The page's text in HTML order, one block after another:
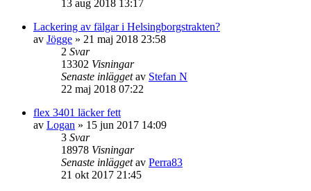
13 aug 2018 13:17
Lackering av fälgar i Helsingborgstrakten?
av Jögge » 21 maj 2018 23:58
2 Svar
13302 Visningar
Senaste inläggetav Stefan N
22 maj 2018 07:22
flex 3401 läcker fett
av Logan » 15 jun 2017 14:09
3 Svar
18978 Visningar
Senaste inläggetav Perra83
21 okt 2017 21:45